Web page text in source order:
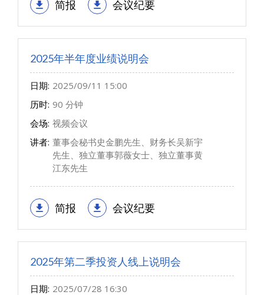
简报 会议纪要
2025年半年度业绩说明会
日期: 2025/09/11 15:00
历时: 90 分钟
会场: 视频会议
讲者: 董事会秘书史金鹏先生、财务长吴新宇
先生、独立董事郭薇女士、独立董事黄
江东先生
简报 会议纪要
2025年第二季投资人线上说明会
日期: 2025/07/28 16:30